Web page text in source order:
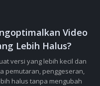
Video
Lebih Halus?
versi yang lebih kecil dan
pemutaran, penggeseran,
halus tanpa mengubah